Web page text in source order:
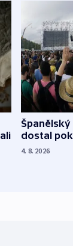
dostal
4. 8. 2026